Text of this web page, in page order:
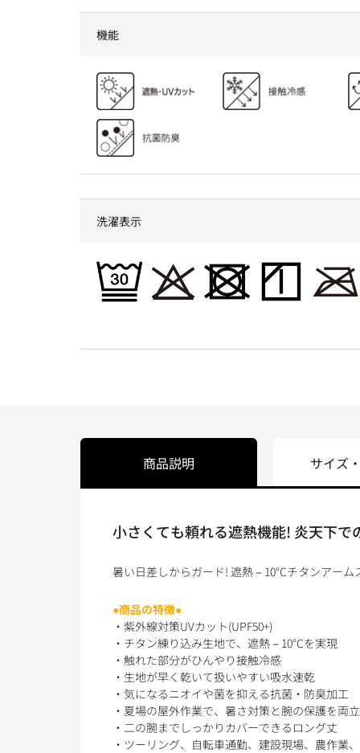
機能
洗濯表示
商品説明
小さくても頼れる遮熱機能! 炎天下で
暑い日差しからガード! 遮熱－10°Cチタンアーム
●商品の特徴●
・紫外線対策UVカット(UPF50+)
・チタン練り込み生地で、遮熱－10°Cを実現
・触れた部分がひんやり接触冷感
・生地が早く乾いて扱いやすい吸水速乾
・気になるニオイや菌を抑える抗菌・防臭加工
・夏場の屋外作業で、暑さ対策と腕の保護を両
・二の腕までしっかりカバーできるロング丈
・ツーリング、自転車通勤、建設現場、農作業
サイズ